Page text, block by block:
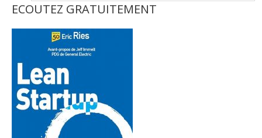
ECOUTEZ GRATUITEMENT